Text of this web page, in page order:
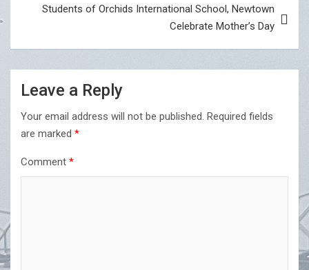
Students of Orchids International School, Newtown
Celebrate Mother’s Day
Leave a Reply
Your email address will not be published. Required fields
are marked *
Comment *